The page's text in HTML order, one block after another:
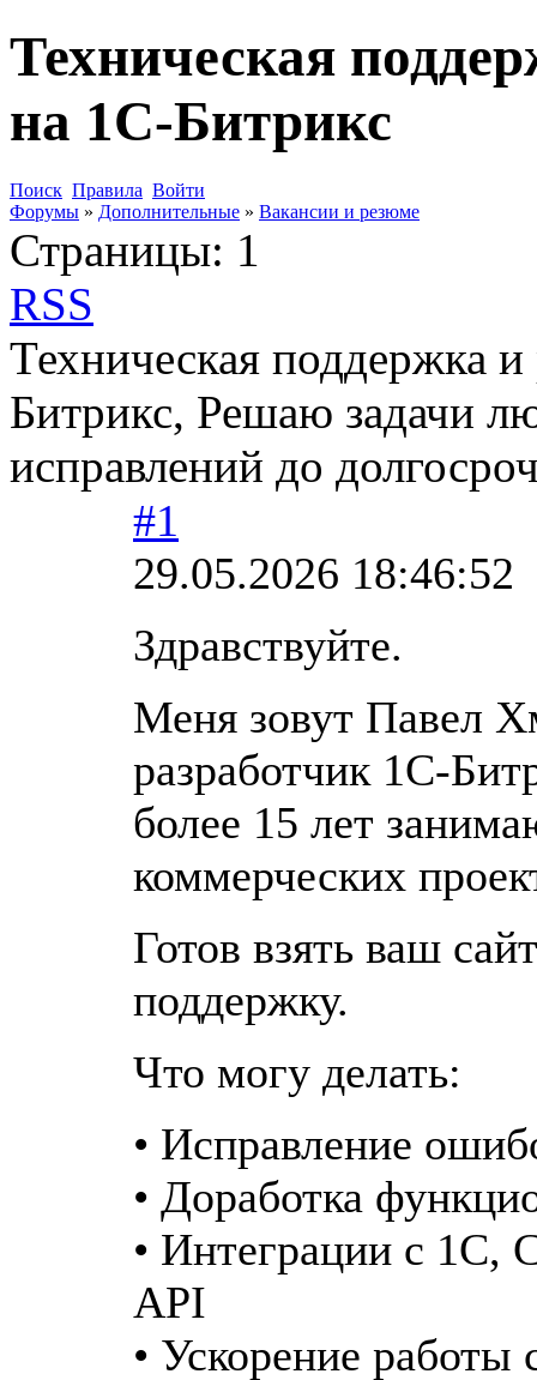
Техническая
на 1С-Битрикс
Поиск Правила Войти
Форумы » Дополнительные » Вакансии и резюме
Страницы: 1
RSS
Техническая поддержка
Битрикс, Решаю задачи
исправлений до
#1
29.05.2026 18:46:52
Здравствуйте.
Меня зовут Павел
разработчик 1С-
более 15 лет
коммерческих
Готов взять ваш
поддержку.
Что могу делать:
• Исправление
• Доработка
• Интеграции с 1С,
API
• Ускорение работы